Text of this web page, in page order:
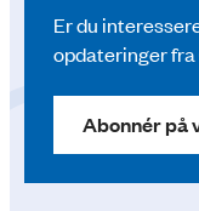
Er du
opdateringer
Abonnér på